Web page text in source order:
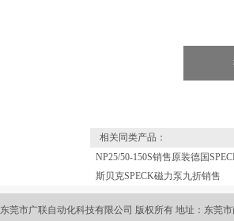
相关同类产品：
斯贝克SPECK磁力泵九折销售
东莞市广联自动化科技有限公司 版权所有 地址：东莞